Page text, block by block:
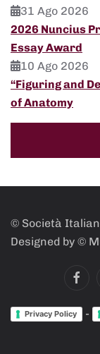
31 Ago 2026
2026 Nuncius
Essay Award
10 Ago 2026
“Figuring and
of Anatomy
© Società
Designed by ©
Privacy Policy -